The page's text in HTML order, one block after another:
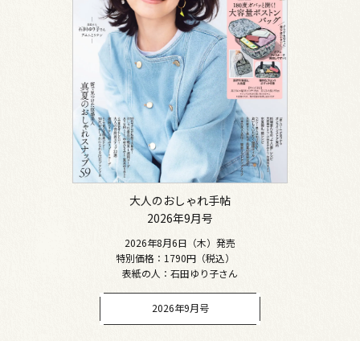
大人のおしゃれ手帖
2026年9月号
2026年8月6日（木）発売
特別価格：1790円（税込）
表紙の人：石田ゆり子さん
2026年9月号